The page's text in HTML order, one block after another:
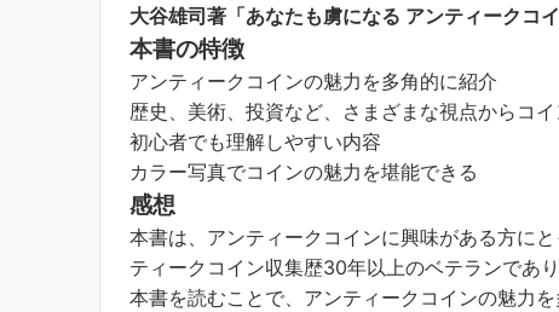
大谷雄司著「あなたも虜になる アンティークコ
本書の特徴
アンティークコインの魅力を多角的に紹介
歴史、美術、投資など、さまざまな視点からコ
初心者でも理解しやすい内容
カラー写真でコインの魅力を堪能できる
感想
本書は、アンティークコインに興味がある方に
ティークコイン収集歴30年以上のベテランであ
本書を読むことで、アンティークコインの魅力